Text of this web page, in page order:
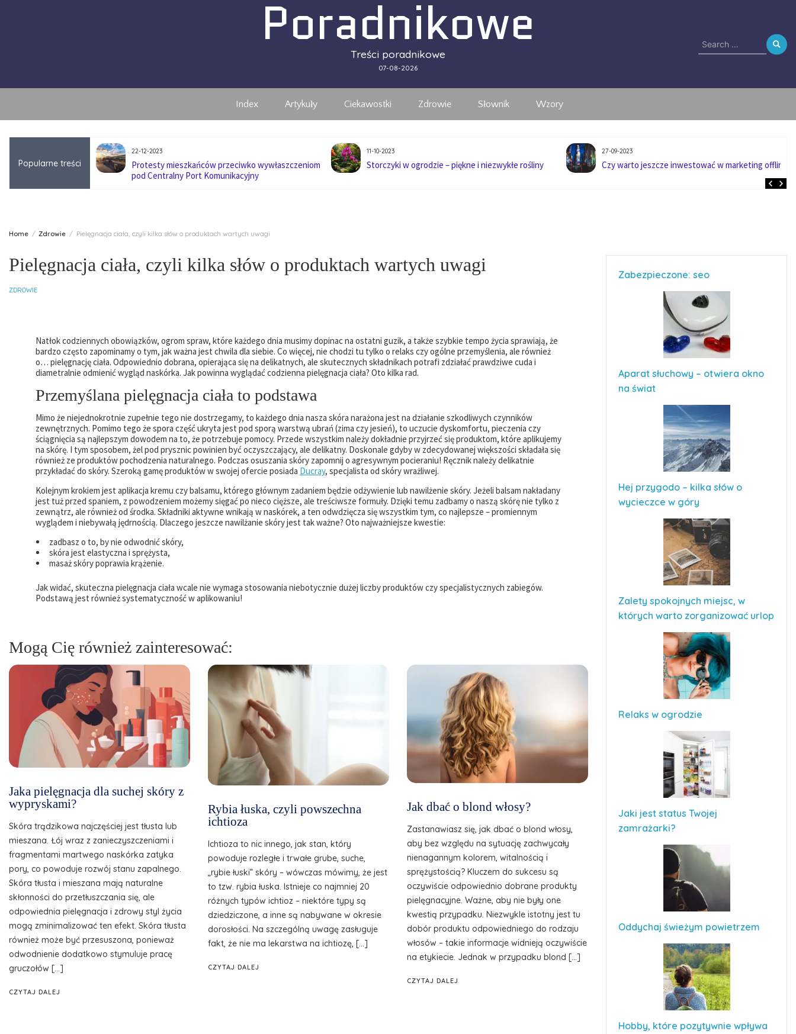
Poradnikowe
Treści poradnikowe
07-08-2026
Search
for:
Index Artykuły Ciekawostki Zdrowie Słownik Wzory
Popularne treści
pokoleniową w
22-12-2023
Protesty mieszkańców przeciwko wywłaszczeniom
pod Centralny Port Komunikacyjny
11-10-2023
Storczyki w ogrodzie – piękne i niezwykłe rośliny
27-09-2023
Czy warto jeszcze inwestować w marketing offline?
Home Zdrowie Pielęgnacja ciała, czyli kilka słów o produktach wartych uwagi
Pielęgnacja ciała, czyli kilka słów o produktach wartych uwagi
ZDROWIE
Natłok codziennych obowiązków, ogrom spraw, które każdego dnia musimy dopinac na ostatni guzik, a także szybkie tempo życia sprawiają, że
bardzo często zapominamy o tym, jak ważna jest chwila dla siebie. Co więcej, nie chodzi tu tylko o relaks czy ogólne przemyślenia, ale również
o… pielęgnację ciała. Odpowiednio dobrana, opierająca się na delikatnych, ale skutecznych składnikach potrafi zdziałać prawdziwe cuda i
diametralnie odmienić wygląd naskórka. Jak powinna wyglądać codzienna pielęgnacja ciała? Oto kilka rad.
Przemyślana pielęgnacja ciała to podstawa
Mimo że niejednokrotnie zupełnie tego nie dostrzegamy, to każdego dnia nasza skóra narażona jest na działanie szkodliwych czynników
zewnętrznych. Pomimo tego że spora część ukryta jest pod sporą warstwą ubrań (zima czy jesień), to uczucie dyskomfortu, pieczenia czy
ściągnięcia są najlepszym dowodem na to, że potrzebuje pomocy. Przede wszystkim należy dokładnie przyjrzeć się produktom, które aplikujemy
na skórę. I tym sposobem, żel pod prysznic powinien być oczyszczający, ale delikatny. Doskonale gdyby w zdecydowanej większości składała się
również ze produktów pochodzenia naturalnego. Podczas osuszania skóry zapomnij o agresywnym pocieraniu! Ręcznik należy delikatnie
przykładać do skóry. Szeroką gamę produktów w swojej ofercie posiada Ducray, specjalista od skóry wrażliwej.
Kolejnym krokiem jest aplikacja kremu czy balsamu, którego głównym zadaniem będzie odżywienie lub nawilżenie skóry. Jeżeli balsam nakładany
jest tuż przed spaniem, z powodzeniem możemy sięgać po nieco cięższe, ale treściwsze formuły. Dzięki temu zadbamy o naszą skórę nie tylko z
zewnątrz, ale również od środka. Składniki aktywne wnikają w naskórek, a ten odwdzięcza się wszystkim tym, co najlepsze – promiennym
wyglądem i niebywałą jędrnością. Dlaczego jeszcze nawilżanie skóry jest tak ważne? Oto najważniejsze kwestie:
zadbasz o to, by nie odwodnić skóry,
skóra jest elastyczna i sprężysta,
masaż skóry poprawia krążenie.
Jak widać, skuteczna pielęgnacja ciała wcale nie wymaga stosowania niebotycznie dużej liczby produktów czy specjalistycznych zabiegów.
Podstawą jest również systematyczność w aplikowaniu!
Mogą Cię również zainteresować:
Jaka pielęgnacja dla suchej skóry z
wypryskami?
Skóra trądzikowa najczęściej jest tłusta lub
mieszana. Łój wraz z zanieczyszczeniami i
fragmentami martwego naskórka zatyka
pory, co powoduje rozwój stanu zapalnego.
Skóra tłusta i mieszana mają naturalne
skłonności do przetłuszczania się, ale
odpowiednia pielęgnacja i zdrowy styl życia
mogą zminimalizować ten efekt. Skóra tłusta
również może być przesuszona, ponieważ
odwodnienie dodatkowo stymuluje pracę
gruczołów […]
CZYTAJ DALEJ
Rybia łuska, czyli powszechna
ichtioza
Ichtioza to nic innego, jak stan, który
powoduje rozległe i trwałe grube, suche,
„rybie łuski” skóry – wówczas mówimy, że jest
to tzw. rybia łuska. Istnieje co najmniej 20
różnych typów ichtioz – niektóre typy są
dziedziczone, a inne są nabywane w okresie
dorosłości. Na szczególną uwagę zasługuje
fakt, że nie ma lekarstwa na ichtiozę, […]
CZYTAJ DALEJ
Jak dbać o blond włosy?
Zastanawiasz się, jak dbać o blond włosy,
aby bez względu na sytuację zachwycały
nienagannym kolorem, witalnością i
sprężystością? Kluczem do sukcesu są
oczywiście odpowiednio dobrane produkty
pielęgnacyjne. Ważne, aby nie były one
kwestią przypadku. Niezwykle istotny jest tu
dobór produktu odpowiedniego do rodzaju
włosów – takie informacje widnieją oczywiście
na etykiecie. Jednak w przypadku blond […]
CZYTAJ DALEJ
Zabezpieczone: seo
Aparat słuchowy – otwiera okno
na świat
Hej przygodo – kilka słów o
wycieczce w góry
Zalety spokojnych miejsc, w
których warto zorganizować urlop
Relaks w ogrodzie
Jaki jest status Twojej
zamrażarki?
Oddychaj świeżym powietrzem
Hobby, które pozytywnie wpływa